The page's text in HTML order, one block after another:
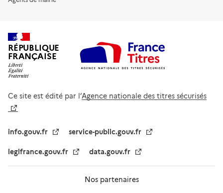
RÉPUBLIQUE
FRANÇAISE
Ce site est édité par l’Agence nationale des titres sécurisés
info.gouv.fr service-public.gouv.fr
legifrance.gouv.fr data.gouv.fr
Nos partenaires